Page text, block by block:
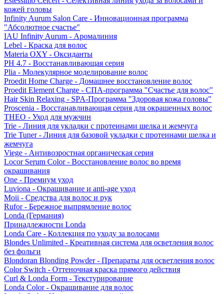
кожей головы
Infinity Aurum Salon Care - Инновационная программа
"Абсолютное счастье"
IAU Infinity Aurum - Аромалиния
Lebel - Краска для волос
Materia OXY - Оксиданты
PH 4.7 - Восстанавливающая серия
Plia - Молекулярное моделирование волос
Proedit Home Charge - Домашнее восстановление волос
Proedit Element Charge - СПА-программа "Счастье для волос"
Hair Skin Relaxing - SPA-Программа "Здоровая кожа головы"
Proscenia - Восстанавливающая серия для окрашенных волос
THEO - Уход для мужчин
Trie - Линия для укладки с протеинами шелка и жемчуга
Trie Tuner - Линия для базовой укладки с протеинами шелка и
жемчуга
Viege - Антивозростная органическая серия
Locor Serum Color - Восстановление волос во время
окрашивания
One - Премиум уход
Luviona - Окрашивание и anti-age уход
Moii - Средства для волос и рук
Rufor - Бережное выпрямление волос
Londa (Германия)
Принадлежности Londa
Londa Care - Коллекция по уходу за волосами
Blondes Unlimited - Креативная система для осветления волос
без фольги
Blondoran Blonding Powder - Препараты для осветления волос
Color Switch - Оттеночная краска прямого действия
Curl & Londa Form - Текстурирование
Londa Color - Окрашивание для волос